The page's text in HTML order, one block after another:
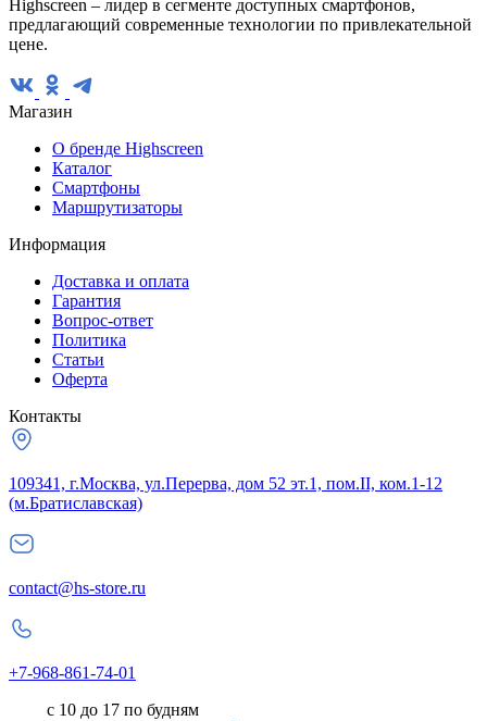
Highscreen – лидер в сегменте доступных смартфонов,
предлагающий современные технологии по привлекательной
цене.
Магазин
О бренде Highscreen
Каталог
Смартфоны
Маршрутизаторы
Информация
Доставка и оплата
Гарантия
Вопрос-ответ
Политика
Статьи
Оферта
Контакты
109341, г.Москва, ул.Перерва, дом 52 эт.1, пом.II, ком.1-12
(м.Братиславская)
contact@hs-store.ru
+7-968-861-74-01
с 10 до 17 по будням